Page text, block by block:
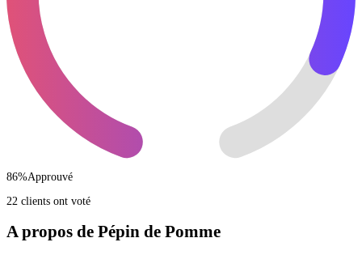
86%Approuvé
22 clients ont voté
A propos de Pépin de Pomme